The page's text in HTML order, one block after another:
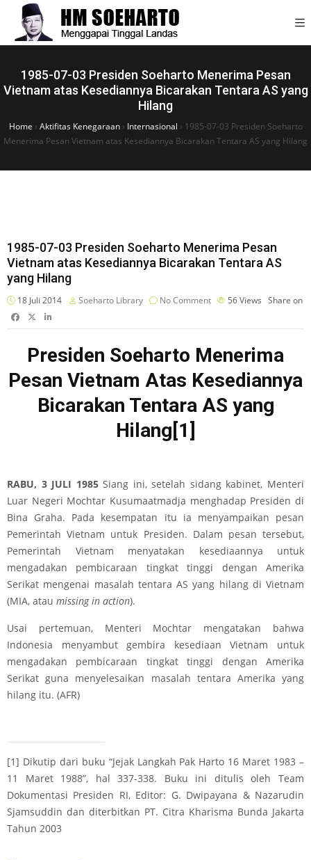
1985-07-03 Presiden Soeharto Menerima Pesan
Vietnam atas Kesediannya Bicarakan Tentara AS yang
Hilang
Home › Aktifitas Kenegaraan› Internasional › 1985-07-03 Presiden Soeharto
Menerima Pesan Vietnam atas Kesediannya Bicarakan Tentara AS yang Hilang
1985-07-03 Presiden Soeharto Menerima Pesan
Vietnam atas Kesediannya Bicarakan Tentara AS
yang Hilang
18 Juli 2014 Soeharto Library No Comment 56Views Share on
Presiden Soeharto Menerima
Pesan Vietnam Atas Kesediannya
Bicarakan Tentara AS yang
Hilang [1]
RABU, 3 JULI 1985Siang ini, setelah sidang kabinet, Menteri
Luar Negeri Mochtar Kusumaatmadja menghadap Presiden di
Bina Graha. Pada kesempatan itu ia menyampaikan pesan
Pemerintah Vietnam untuk Presiden. Dalam pesan tersebut,
Pemerintah Vietnam menyatakan kesediaannya untuk
mengadakan pembicaraan tingkat tinggi dengan Amerika
Serikat mengenai masalah tentara AS yang hilang di Vietnam
(MIA, atau missing in action).
Usai pertemuan, Menteri Mochtar mengatakan bahwa
Indonesia menyambut gembira kesediaan Vietnam untuk
mengadakan pembicaraan tingkat tinggi dengan Amerika
Serikat guna menyelesaikan masalah tentara Amerika yang
hilang itu. (AFR)
[1] Dikutip dari buku “Jejak Langkah Pak Harto 16 Maret 1983 –
11 Maret 1988”, hal 337-338. Buku ini ditulis oleh Team
Dokumentasi Presiden RI, Editor: G. Dwipayana & Nazarudin
Sjamsuddin dan diterbitkan PT. Citra Kharisma Bunda Jakarta
Tahun 2003